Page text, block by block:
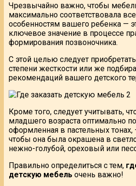
Чрезвычайно важно, чтобы
максимально соответствовала
особенностям вашего ребенка —
ключевое значение в процессе
формирования позвоночника.
С этой целью следует
степени жесткости или же
рекомендаций вашего детского
Кроме того, следует учитывать,
младшего возраста оптимально
оформленная в пастельных
чтобы она была окрашена в
нежно-голубой, ореховый или
Правильно определиться с тем,
детскую мебель очень важно!